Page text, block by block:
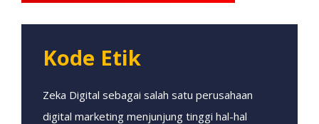
Kode Etik
Zeka Digital sebagai salah satu perusahaan
digital marketing menjunjung tinggi hal-hal